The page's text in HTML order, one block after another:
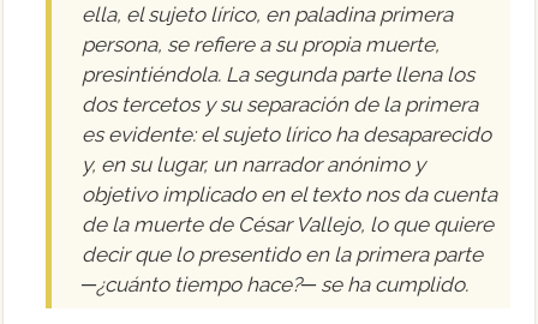
ella, el sujeto lírico, en paladina primera
persona, se refiere a su propia muerte,
presintiéndola. La segunda parte llena los
dos tercetos y su separación de la primera
es evidente: el sujeto lírico ha desaparecido
y, en su lugar, un narrador anónimo y
objetivo implicado en el texto nos da cuenta
de la muerte de César Vallejo, lo que quiere
decir que lo presentido en la primera parte
─¿cuánto tiempo hace?─ se ha cumplido.